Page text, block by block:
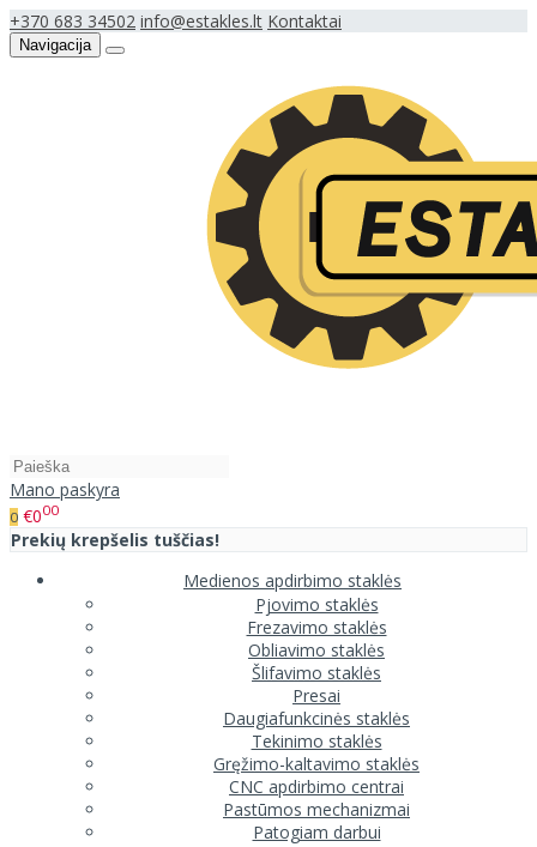
+370 683 34502 info@estakles.lt Kontaktai
Navigacija
Mano paskyra
0 €000
Prekių krepšelis tuščias!
Medienos apdirbimo staklės
Pjovimo staklės
Frezavimo staklės
Obliavimo staklės
Šlifavimo staklės
Presai
Daugiafunkcinės staklės
Tekinimo staklės
Gręžimo-kaltavimo staklės
CNC apdirbimo centrai
Pastūmos mechanizmai
Patogiam darbui